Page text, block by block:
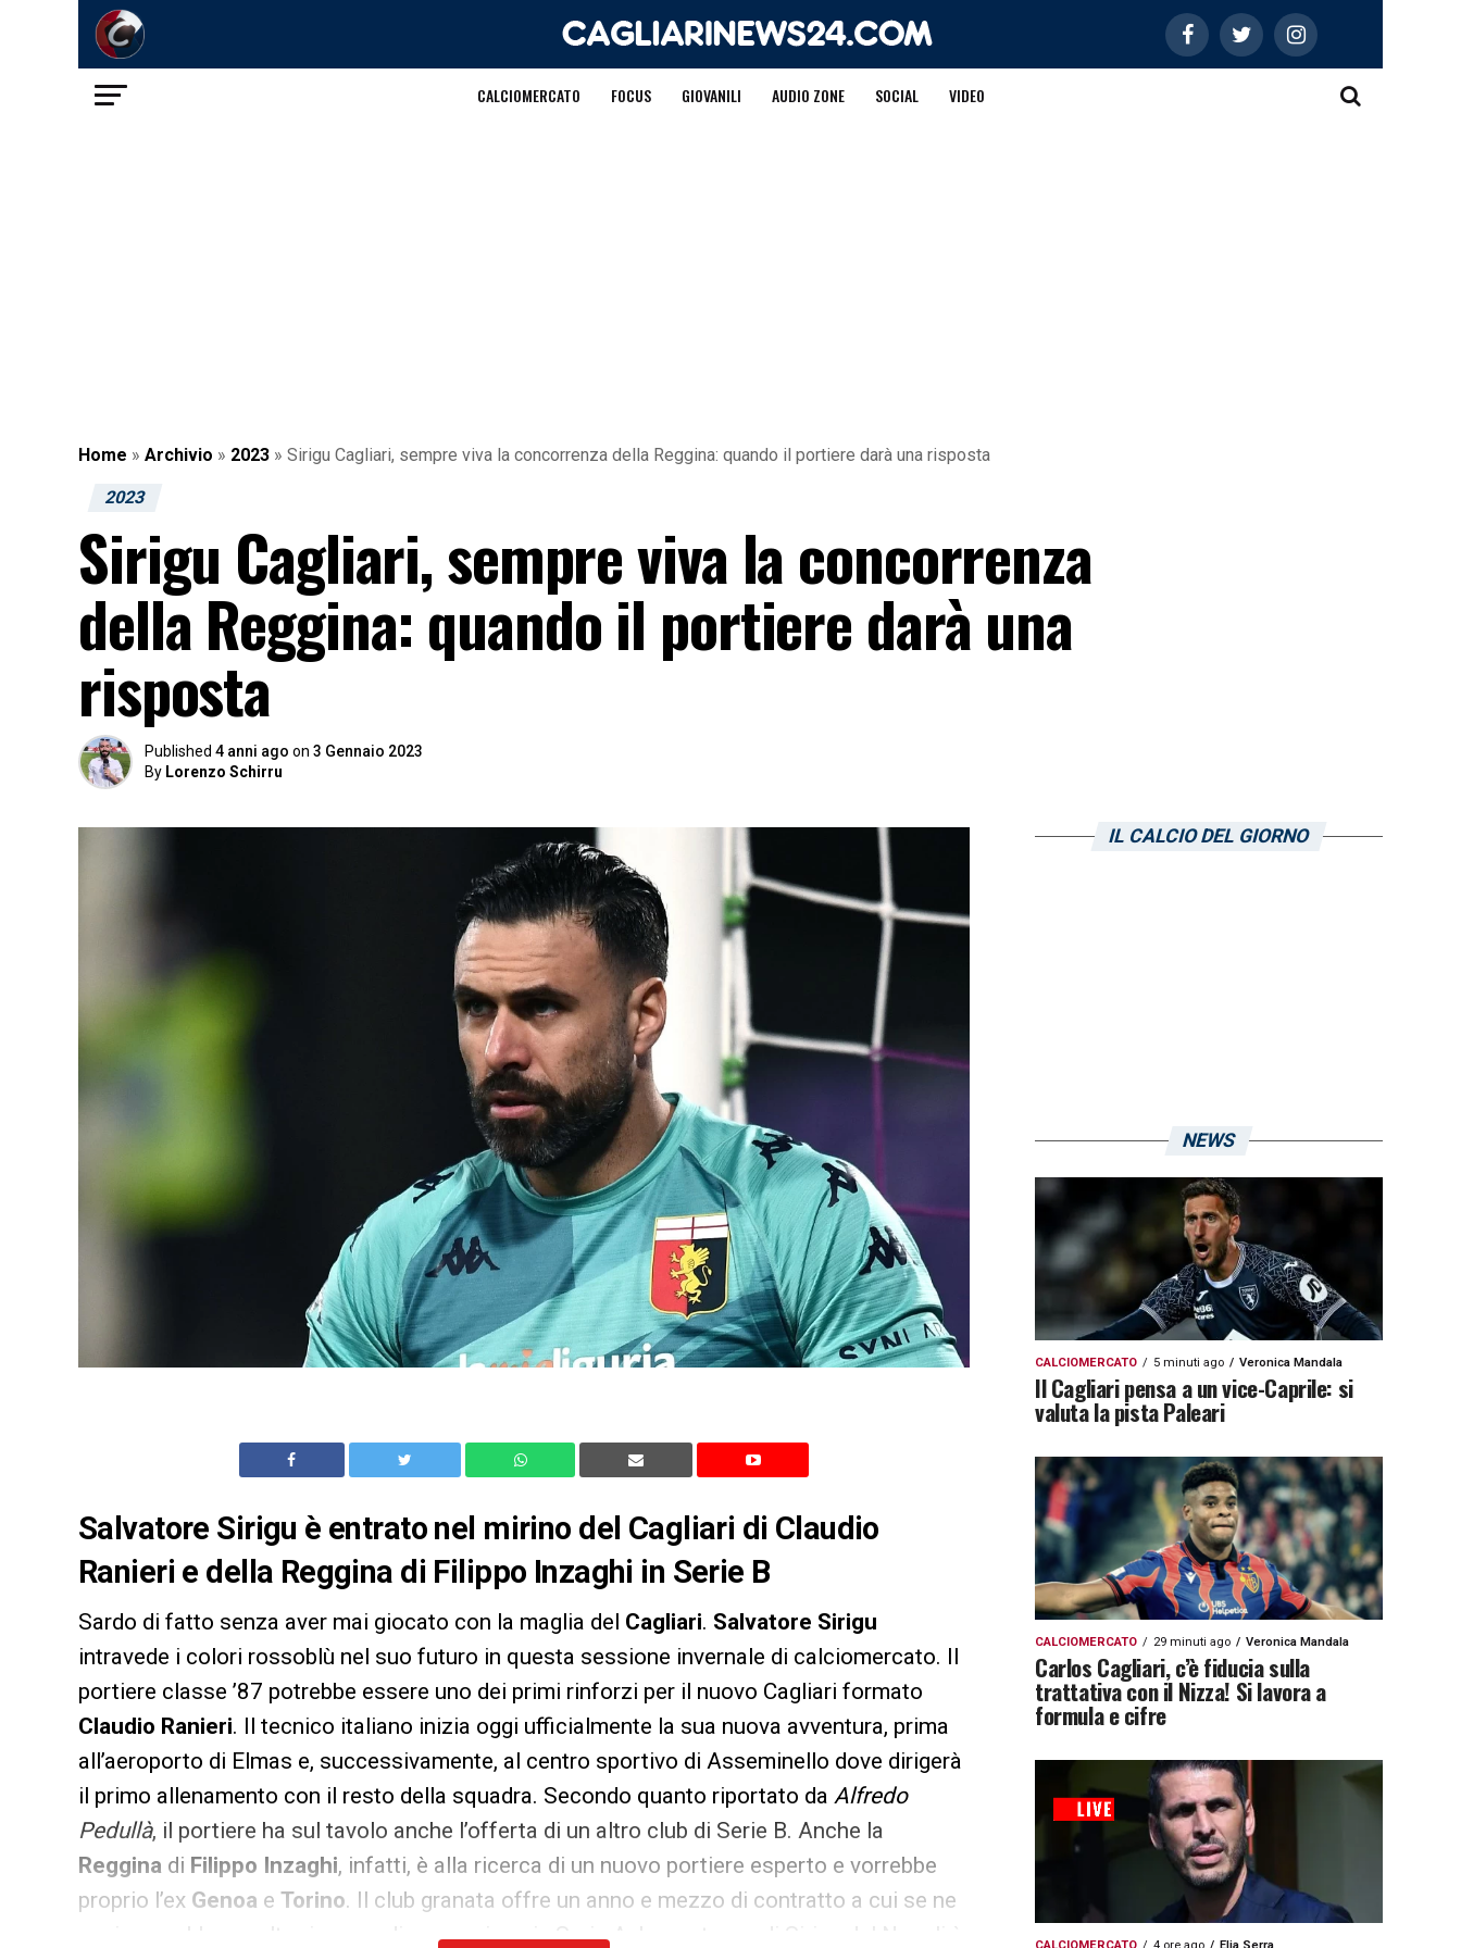
CALCIOMERCATO FOCUS GIOVANILI AUDIO ZONE SOCIAL VIDEO
Home » Archivio » 2023 » Sirigu Cagliari, sempre viva la concorrenza della Reggina: quando il portiere darà una risposta
2023
Sirigu Cagliari, sempre viva la concorrenza
della Reggina: quando il portiere darà una
risposta
Published 4 anni ago on 3 Gennaio 2023
By Lorenzo Schirru
Salvatore Sirigu è entrato nel mirino del Cagliari di Claudio
Ranieri e della Reggina di Filippo Inzaghi in Serie B
Sardo di fatto senza aver mai giocato con la maglia del Cagliari. Salvatore Sirigu
intravede i colori rossoblù nel suo futuro in questa sessione invernale di calciomercato. Il
portiere classe ’87 potrebbe essere uno dei primi rinforzi per il nuovo Cagliari formato
Claudio Ranieri. Il tecnico italiano inizia oggi ufficialmente la sua nuova avventura, prima
all’aeroporto di Elmas e, successivamente, al centro sportivo di Asseminello dove dirigerà
il primo allenamento con il resto della squadra. Secondo quanto riportato da Alfredo
Pedullà, il portiere ha sul tavolo anche l’offerta di un altro club di Serie B. Anche la
Reggina di Filippo Inzaghi, infatti, è alla ricerca di un nuovo portiere esperto e vorrebbe
proprio l’ex Genoa e Torino. Il club granata offre un anno e mezzo di contratto a cui se ne
aggiungerebbe un altro in caso di promozione in Serie A. La partenza di Sirigu dal Napoli è
IL CALCIO DEL GIORNO
NEWS
CALCIOMERCATO 5 minuti ago Veronica Mandala
Il Cagliari pensa a un vice-Caprile: si
valuta la pista Paleari
CALCIOMERCATO 29 minuti ago Veronica Mandala
Carlos Cagliari, c’è fiducia sulla
trattativa con il Nizza! Si lavora a
formula e cifre